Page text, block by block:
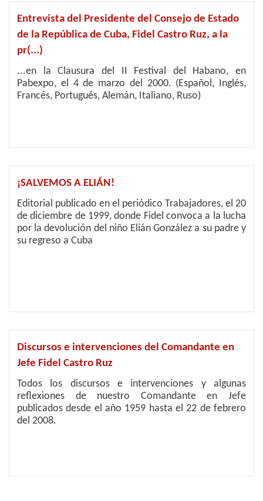
Entrevista del Presidente del Consejo de Estado
de la República de Cuba, Fidel Castro Ruz, a la
pr(...)
...en la Clausura del II Festival del Habano, en
Pabexpo, el 4 de marzo del 2000. (Español, Inglés,
Francés, Portugués, Alemán, Italiano, Ruso)
¡SALVEMOS A ELIÁN!
Editorial publicado en el periódico Trabajadores, el 20
de diciembre de 1999, donde Fidel convoca a la lucha
por la devolución del niño Elián González a su padre y
su regreso a Cuba
Discursos e intervenciones del Comandante en
Jefe Fidel Castro Ruz
Todos los discursos e intervenciones y algunas
reflexiones de nuestro Comandante en Jefe
publicados desde el año 1959 hasta el 22 de febrero
del 2008.